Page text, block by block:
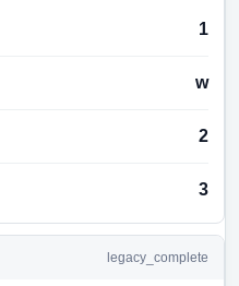
1
w
2
3
legacy_complete